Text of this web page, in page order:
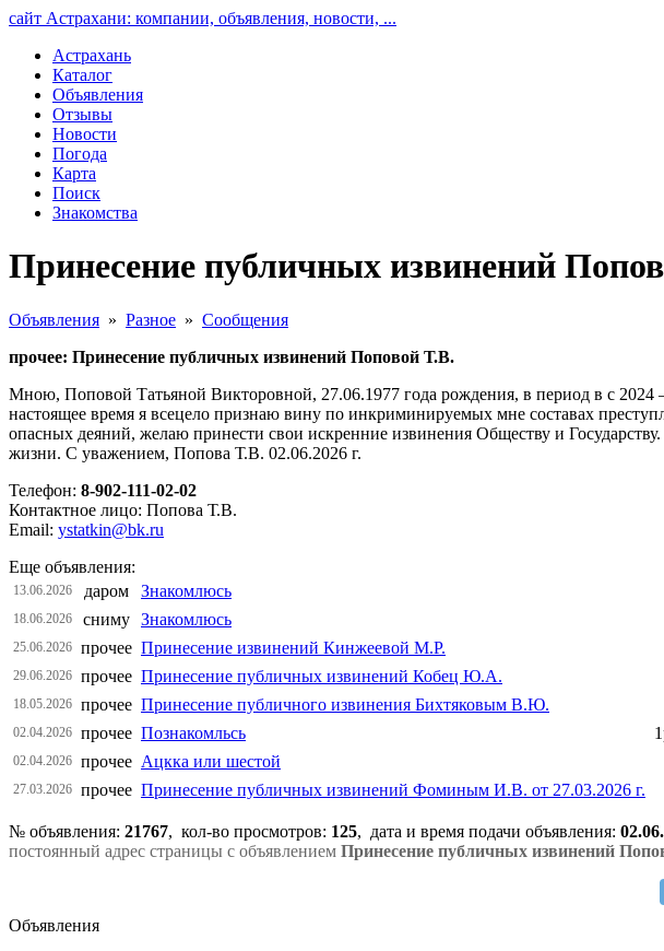
сайт Астрахани: компании, объявления, новости, ...
Астрахань
Каталог
Объявления
Отзывы
Новости
Погода
Карта
Поиск
Знакомства
Принесение публичных извинений
Объявления » Разное » Сообщения
прочее: Принесение публичных извинений Поповой Т.В.
Мною, Поповой Татьяной Викторовной, 27.06.1977 года рождения, в период в с
настоящее время я всецело признаю вину по инкриминируемых мне составах
опасных деяний, желаю принести свои искренние извинения Обществу и
жизни. С уважением, Попова Т.В. 02.06.2026 г.
Телефон: 8-902-111-02-02
Контактное лицо: Попова Т.В.
Email: ystatkin@bk.ru
Еще объявления:
13.06.2026 даром Знакомлюсь
18.06.2026 сниму Знакомлюсь
25.06.2026 прочее Принесение извинений Кинжеевой М.Р.
29.06.2026 прочее Принесение публичных извинений Кобец Ю.А.
18.05.2026 прочее Принесение публичного извинения Бихтяковым В.Ю.
02.04.2026 прочее Познакомльсь
02.04.2026 прочее Ацкка или шестой
27.03.2026 прочее Принесение публичных извинений Фоминым И.В. от 27.03.2026 г.
№ объявления: 21767, кол-во просмотров: 125, дата и время подачи объявления:
постоянный адрес страницы с объявлением Принесение публичных извинений
Объявления